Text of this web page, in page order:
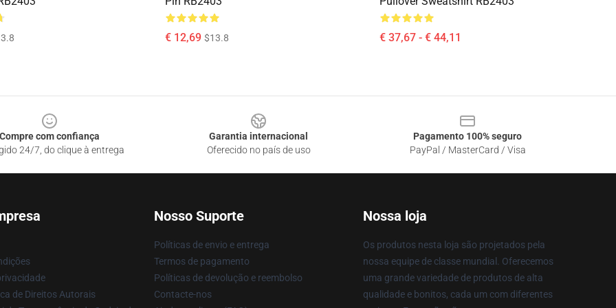
€ 12,69 $13.8 € 37,67 - € 44,11
Compre com confiança
24/7, do clique à entrega
Garantia internacional
Oferecido no país de uso
Pagamento 100% seguro
PayPal / MasterCard / Visa
de Direitos Autorais
Nosso Suporte
Políticas de envio e entrega
Termos de pagamento
Políticas de devolução e reembolso
Contacte-nos
Nossa loja
Os produtos nesta loja são projetados pela
nossa equipe de classe mundial. Oferecemos
uma grande variedade de produtos de alta
qualidade e bonitos, cada um com diferentes